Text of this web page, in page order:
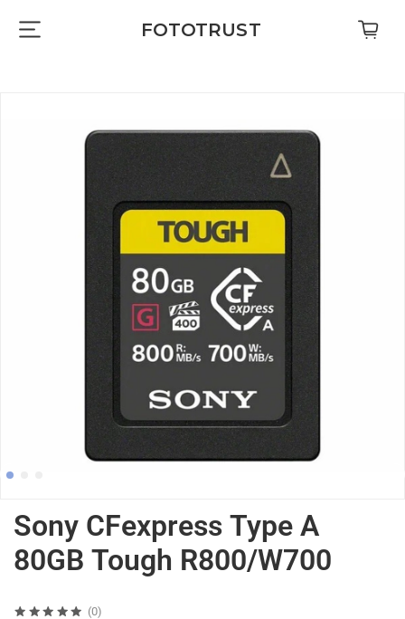
FOTOTRUST
(0)
Sony CFexpress Type A
80GB Tough R800/W700